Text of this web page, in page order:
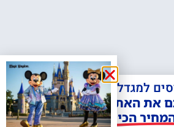
למגדל אייפל?
את האתר הכי אמין -
הכי זול!